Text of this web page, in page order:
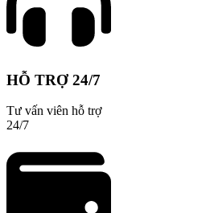
HỖ TRỢ 24/7
Tư vấn viên hỗ trợ
24/7